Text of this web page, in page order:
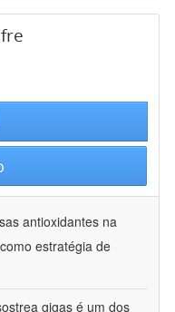
antioxidantes na
estratégia de
gigas é um dos